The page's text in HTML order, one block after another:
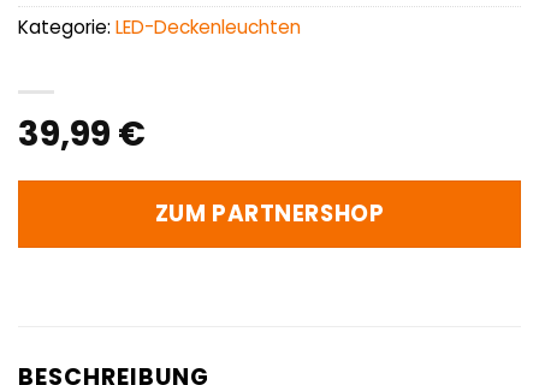
39,99 €
ZUM PARTNERSHOP
Kategorie: LED-Deckenleuchten
BESCHREIBUNG